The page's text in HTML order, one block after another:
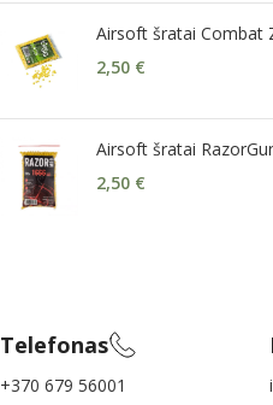
Airsoft šratai Combat
2,50 €
Airsoft šratai
2,50 €
Telefonas
+370 679 56001